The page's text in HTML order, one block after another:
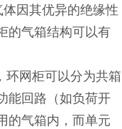
因其优异的绝缘性
的气箱结构可以有
环网柜可以分为共箱
能回路（如负荷开
的气箱内，而单元